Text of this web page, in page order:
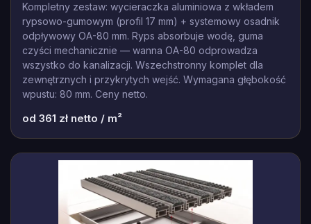
Kompletny zestaw: wycieraczka aluminiowa z wkładem
rypsowo-gumowym (profil 17 mm) + systemowy osadnik
odpływowy OA-80 mm. Ryps absorbuje wodę, guma
czyści mechanicznie — wanna OA-80 odprowadza
wszystko do kanalizacji. Wszechstronny komplet dla
zewnętrznych i przykrytych wejść. Wymagana głębokość
wpustu: 80 mm. Ceny netto.
od 361 zł netto / m²